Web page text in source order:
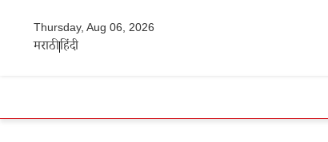
Thursday, Aug 06, 2026
मराठीहिंदी